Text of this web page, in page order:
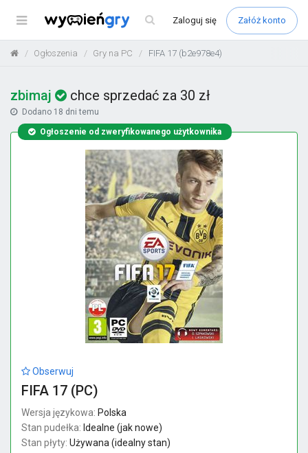
Menu Zaloguj się Załóż konto
Ogłoszenia Gry na PC FIFA 17 (b2e978e4)
zbimaj chce sprzedać za 30 zł
Dodano 18 dni temu
Ogłoszenie od zweryfikowanego użytkownika
Obserwuj
FIFA 17 (PC)
Wersja językowa: Polska
Stan pudełka: Idealne (jak nowe)
Stan płyty: Używana (idealny stan)